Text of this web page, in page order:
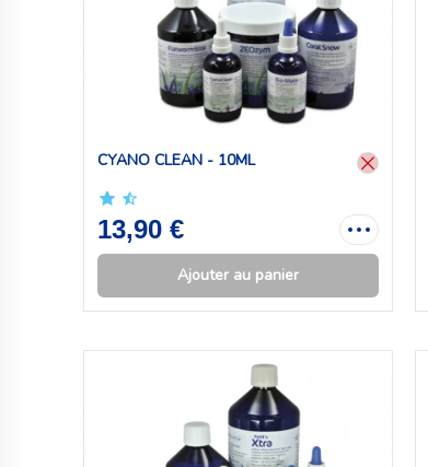
CYANO CLEAN - 10ML
13,90 €
Ajouter au panier